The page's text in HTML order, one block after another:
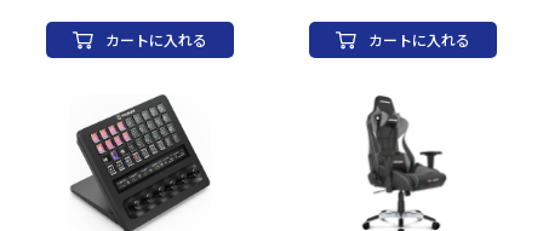
ースモジュール：Type C & Display Port ・
15xKey IPS Displayモジュール：Keys &
IPS Display Panel ・5xFader Module：
・ベースモジュール：aRGB ・5xFader
Module：aRGB ＜解像度＞ ・15xKey IPS
Displayモジュール：480 x 272 ＜重量＞
・ベースモジュール：316.6g ・15xKey
IPS Displayモジュール：185g ・5xFader
Module：98g ・2xRoller Module：60g ＜
保証期間＞ ・２年
Quick Charge™ 3.0×3】 5V-6V DC 3A/
6V-9V DC 2A/ 9V-12V DC 1.5A 【USB
Type-C™ 】 5V DC 3A/ 9V DC 3A/ 12V DC
ーソケット】12V DC 120W 充電時間 AC入
力使用時:約1.5時間* シガーアダプター使
用時 :約7時間* 充電温度 0℃～40℃ 動作温
度 -10℃～ 40℃ 最大外形寸法 幅260mm×
高さ190mm× 奥行210mm 質量 約6.7kg
付属品 電源コード、車載用シガーアダプ
ター、ポーチ 保証期間 お買い上げ日より
カートに入れる カートに入れる